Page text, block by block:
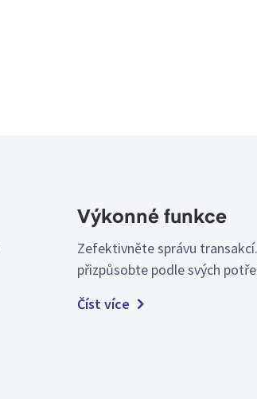
Výkonné funkce
Zefektivněte správu
přizpůsobte podle svých
Číst více